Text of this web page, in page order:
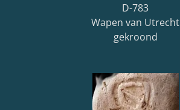
D-783
Wapen van Utrecht
gekroond